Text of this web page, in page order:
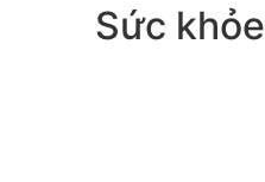
Sức khỏe